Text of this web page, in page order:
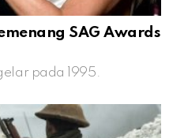
SAG Awards
pada 1995.